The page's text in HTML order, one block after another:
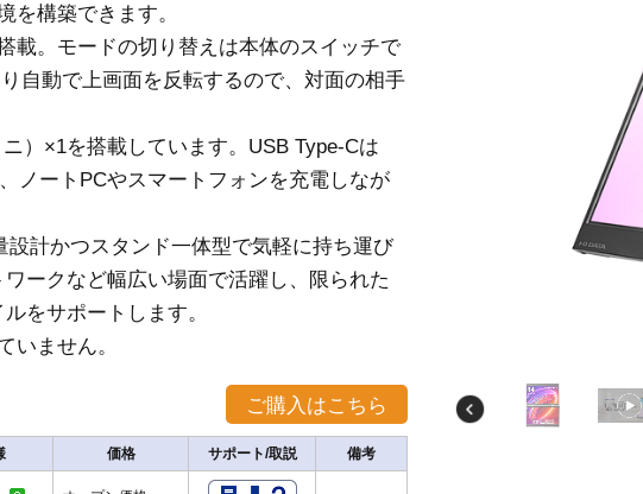
を構築できます。
載。モードの切り替えは本体のスイッチで
自動で上画面を反転するので、対面の相手
）×1を搭載しています。USB Type-Cは
ノートPCやスマートフォンを充電しなが
計かつスタンド一体型で気軽に持ち運び
ークなど幅広い場面で活躍し、限られた
をサポートします。
いません。
価格 サポート/取説 備考